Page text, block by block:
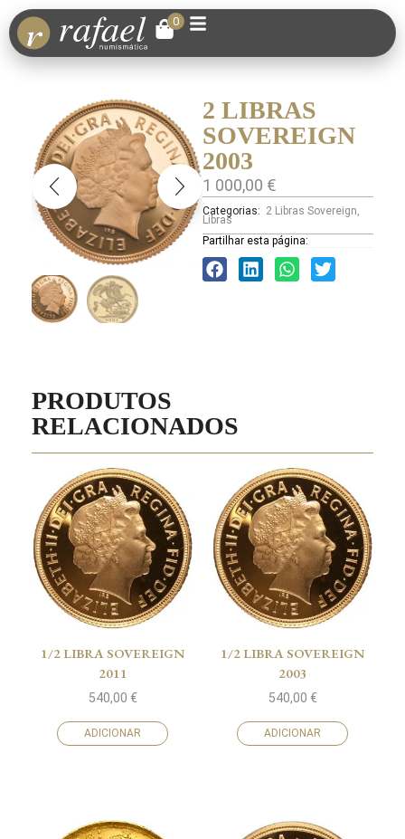
0
2 LIBRAS
SOVEREIGN
2003
1 000,00 €
Categorias: 2 Libras Sovereign,
Libras
Partilhar esta página:
PRODUTOS
RELACIONADOS
1/2 LIBRA SOVEREIGN
2011
540,00 €
ADICIONAR
1/2 LIBRA SOVEREIGN
2003
540,00 €
ADICIONAR